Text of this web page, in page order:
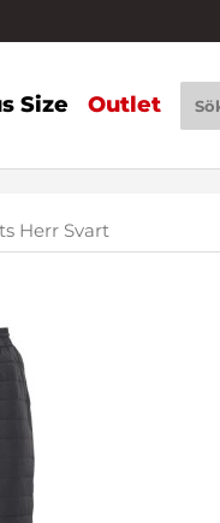
Size Outlet
Herr Svart